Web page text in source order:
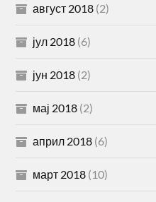
август 2018 (2)
јул 2018 (6)
јун 2018 (2)
мај 2018 (2)
април 2018 (6)
март 2018 (10)